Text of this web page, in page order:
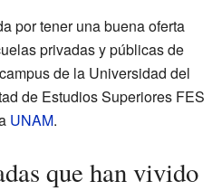
por tener una buena oferta
privadas y públicas de
de la Universidad del
de Estudios Superiores FES
UNAM.
que han vivido